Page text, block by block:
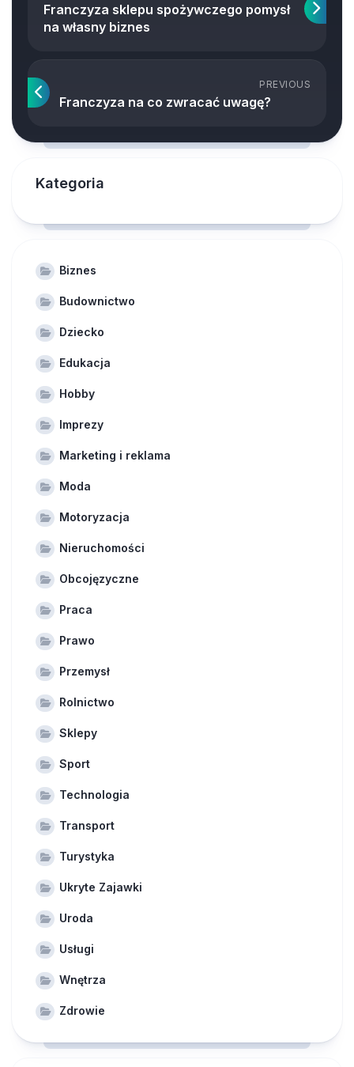
Franczyza sklepu spożywczego pomysł
na własny biznes
PREVIOUS
Franczyza na co zwracać uwagę?
Kategoria
Biznes
Budownictwo
Dziecko
Edukacja
Hobby
Imprezy
Marketing i reklama
Moda
Motoryzacja
Nieruchomości
Obcojęzyczne
Praca
Prawo
Przemysł
Rolnictwo
Sklepy
Sport
Technologia
Transport
Turystyka
Ukryte Zajawki
Uroda
Usługi
Wnętrza
Zdrowie